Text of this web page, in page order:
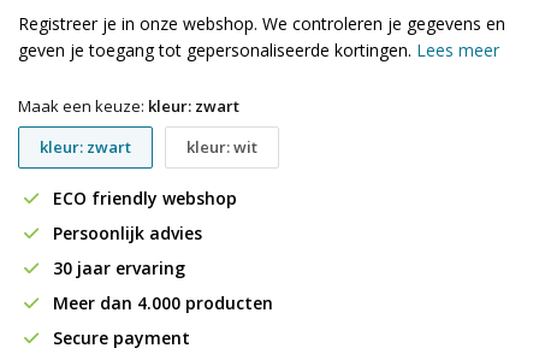
Registreer je in onze webshop. We controleren je gegevens en
geven je toegang tot gepersonaliseerde kortingen. Lees meer
Maak een keuze: kleur: zwart
kleur: zwart
kleur: wit
ECO friendly webshop
Persoonlijk advies
30 jaar ervaring
Meer dan 4.000 producten
Secure payment